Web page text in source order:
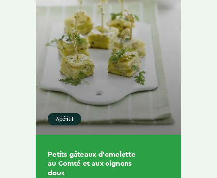
Apéritif
Petits gâteaux d’omelette
au Comté et aux oignons
doux